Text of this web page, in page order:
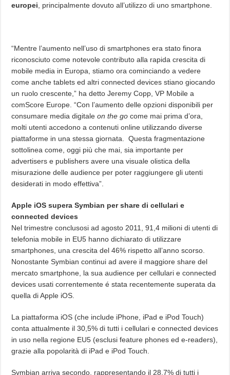
europei , principalmente dovuto all’utilizzo di uno smartphone.
“Mentre l’aumento nell’uso di smartphones era stato finora
riconosciuto come notevole contributo alla rapida crescita di
mobile media in Europa, stiamo ora cominciando a vedere
come anche tablets ed altri connected devices stiano giocando
un ruolo crescente,” ha detto Jeremy Copp, VP Mobile a
comScore Europe. “Con l’aumento delle opzioni disponibili per
consumare media digitaleon the go come mai prima d’ora,
molti utenti accedono a contenuti online utilizzando diverse
piattaforme in una stessa giornata. Questa fragmentazione
sottolinea come, oggi più che mai, sia importante per
advertisers e publishers avere una visuale olistica della
misurazione delle audience per poter raggiungere gli utenti
desiderati in modo effettiva”.
Apple iOS supera Symbian per share di cellulari e
connected devices
Nel trimestre conclusosi ad agosto 2011, 91,4 milioni di utenti di
telefonia mobile in EU5 hanno dichiarato di utilizzare
smartphones, una crescita del 46% rispetto all’anno scorso.
Nonostante Symbian continui ad avere il maggiore share del
mercato smartphone, la sua audience per cellulari e connected
devices usati correntemente é stata recentemente superata da
quella di Apple iOS.
La piattaforma iOS (che include iPhone, iPad e iPod Touch)
conta attualmente il 30,5% di tutti i cellulari e connected devices
in uso nella regione EU5 (esclusi feature phones ed e-readers),
grazie alla popolarità di iPad e iPod Touch.
Symbian arriva secondo, rappresentando il 28,7% di tutti i